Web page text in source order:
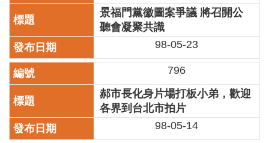
臺
專
常
見
問
答
臺
北
景福門黨徽圖案爭議 將召開公
聽會凝聚共識
98-05-23
796
郝市長化身片場打板小弟，歡迎
各界到台北市拍片
98-05-14